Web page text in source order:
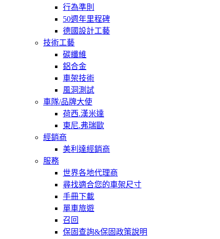
行為準則
50週年里程碑
德國設計工藝
技術工藝
碳纖維
鋁合金
車架技術
風洞測試
車隊/品牌大使
荷西.漢米達
東尼.弗瑞歐
經銷商
美利達經銷商
服務
世界各地代理商
尋找適合您的車架尺寸
手冊下載
單車旅遊
召回
保固查詢&保固政策說明